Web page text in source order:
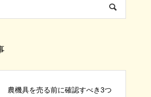
農機具を売る前に確認すべき3つ